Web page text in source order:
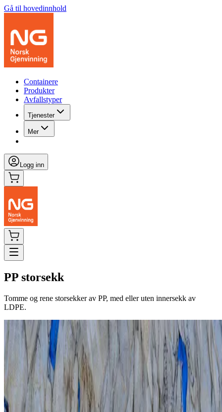
Gå til hovedinnhold
Containere
Produkter
Avfallstyper
Tjenester
Mer
Logg inn
PP storsekk
Tomme og rene storsekker av PP, med eller uten innersekk av
LDPE.